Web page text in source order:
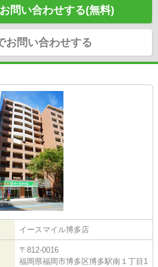
問い合わせする(無料)
お問い合わせする
イースマイル博多店
〒812-0016
福岡県福岡市博多区博多駅南１丁目1